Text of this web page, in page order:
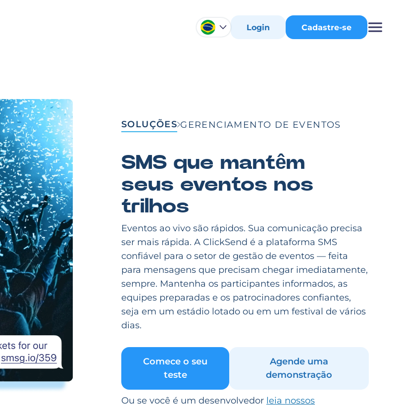
Login Cadastre-se
SOLUÇÕES GERENCIAMENTO DE EVENTOS
SMS que mantêm
seus eventos nos
trilhos
Eventos ao vivo são rápidos. Sua comunicação precisa
ser mais rápida. A ClickSend é a plataforma SMS
confiável para o setor de gestão de eventos — feita
para mensagens que precisam chegar imediatamente,
sempre. Mantenha os participantes informados, as
equipes preparadas e os patrocinadores confiantes,
seja em um estádio lotado ou em um festival de vários
dias.
Comece o seu
teste
Agende uma
demonstração
Ou se você é um desenvolvedor leia nossos